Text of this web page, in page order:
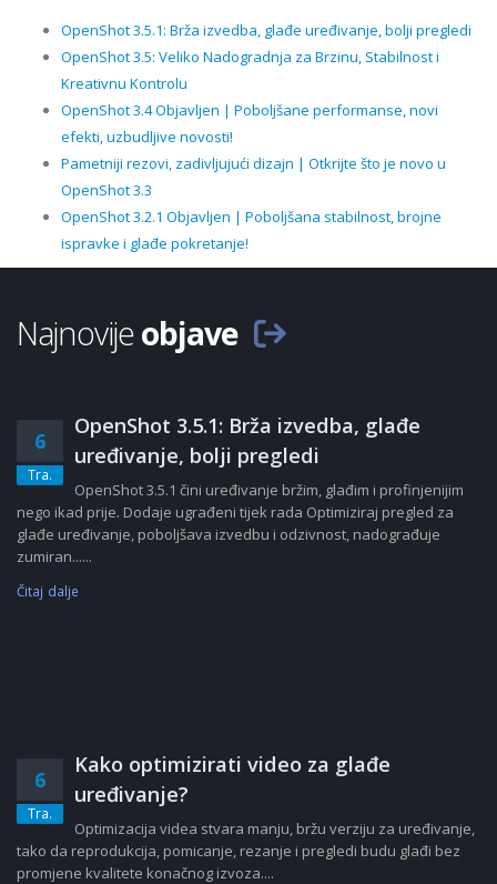
OpenShot 3.5.1: Brža izvedba, glađe uređivanje, bolji pregledi
OpenShot 3.5: Veliko Nadogradnja za Brzinu, Stabilnost i
Kreativnu Kontrolu
OpenShot 3.4 Objavljen | Poboljšane performanse, novi
efekti, uzbudljive novosti!
Pametniji rezovi, zadivljujući dizajn | Otkrijte što je novo u
OpenShot 3.3
OpenShot 3.2.1 Objavljen | Poboljšana stabilnost, brojne
ispravke i glađe pokretanje!
Najnovijeobjave
6
Tra.
OpenShot 3.5.1: Brža izvedba, glađe
uređivanje, bolji pregledi
OpenShot 3.5.1 čini uređivanje bržim, glađim i profinjenijim
nego ikad prije. Dodaje ugrađeni tijek rada Optimiziraj pregled za
glađe uređivanje, poboljšava izvedbu i odzivnost, nadograđuje
zumiran......
Čitaj dalje
6
Tra.
Kako optimizirati video za glađe
uređivanje?
Optimizacija videa stvara manju, bržu verziju za uređivanje,
tako da reprodukcija, pomicanje, rezanje i pregledi budu glađi bez
promjene kvalitete konačnog izvoza....